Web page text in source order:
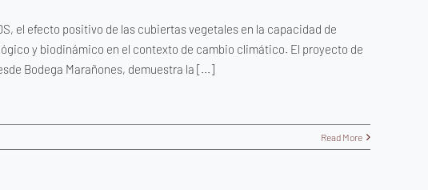
el efecto positivo de las cubiertas vegetales en la capacidad de
y biodinámico en el contexto de cambio climático. El proyecto de
Bodega Marañones, demuestra la [...]
Read More